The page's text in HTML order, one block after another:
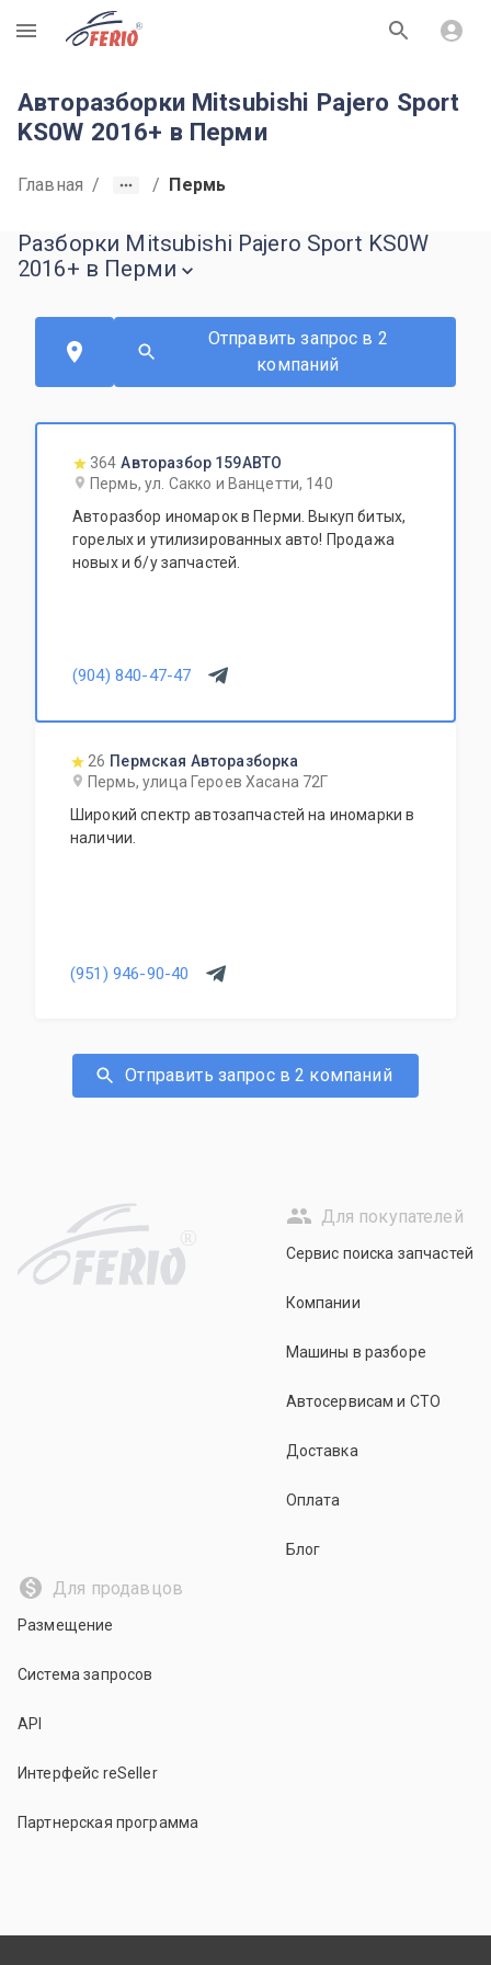
R
Авторазборки Mitsubishi Pajero Sport
KS0W 2016+ в Перми
Главная / / Пермь
Разборки Mitsubishi Pajero Sport KS0W
2016+ в Перми
Отправить запрос в 2
компаний
364 Авторазбор 159АВТО
Пермь, ул. Сакко и Ванцетти, 140
Авторазбор иномарок в Перми. Выкуп битых,
горелых и утилизированных авто! Продажа
новых и б/у запчастей.
(904) 840-47-47
26 Пермская Авторазборка
Пермь, улица Героев Хасана 72Г
Широкий спектр автозапчастей на иномарки в
наличии.
(951) 946-90-40
Отправить запрос в 2 компаний
R
Для покупателей
Сервис поиска запчастей
Компании
Машины в разборе
Автосервисам и СТО
Доставка
Оплата
Блог
Для продавцов
Размещение
Система запросов
API
Интерфейс reSeller
Партнерская программа